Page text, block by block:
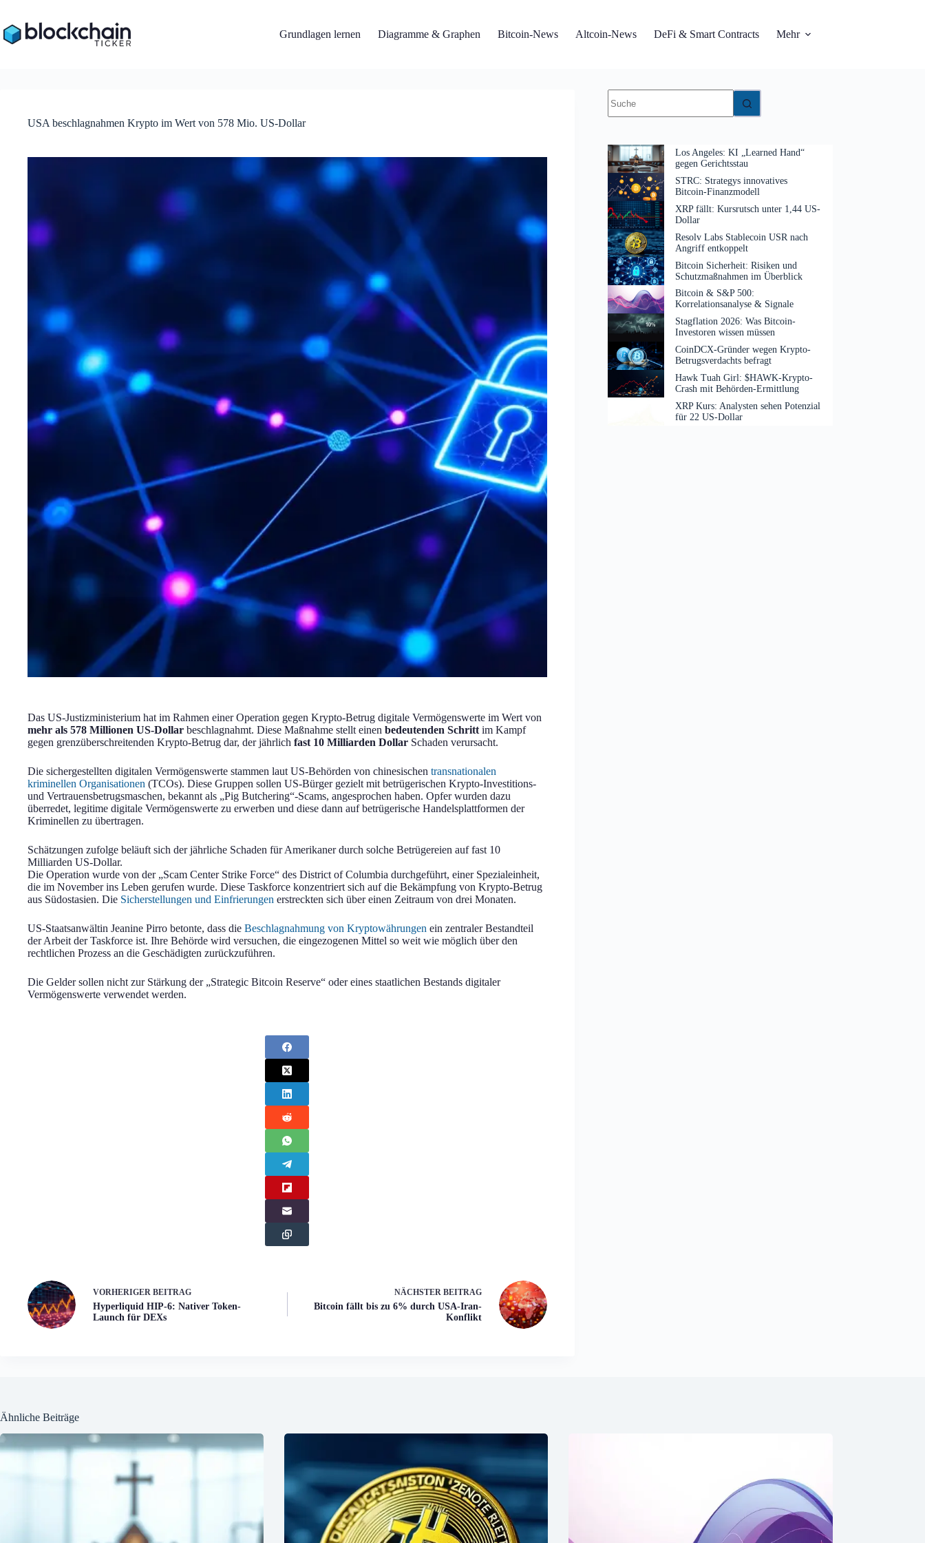
springen
Grundlagen lernen Diagramme & Graphen Bitcoin-News Altcoin-News DeFi & Smart Contracts Mehr
USA beschlagnahmen Krypto im Wert von 578 Mio. US-Dollar
Das US-Justizministerium hat im Rahmen einer Operation gegen Krypto-Betrug digitale Vermögenswerte im Wert von
mehr als 578 Millionen US-Dollar beschlagnahmt. Diese Maßnahme stellt einen bedeutenden Schritt im Kampf
gegen grenzüberschreitenden Krypto-Betrug dar, der jährlich fast 10 Milliarden Dollar Schaden verursacht.
Die sichergestellten digitalen Vermögenswerte stammen laut US-Behörden von chinesischen transnationalen
kriminellen Organisationen (TCOs). Diese Gruppen sollen US-Bürger gezielt mit betrügerischen Krypto-Investitions-
und Vertrauensbetrugsmaschen, bekannt als „Pig Butchering“-Scams, angesprochen haben. Opfer wurden dazu
überredet, legitime digitale Vermögenswerte zu erwerben und diese dann auf betrügerische Handelsplattformen der
Kriminellen zu übertragen.
Schätzungen zufolge beläuft sich der jährliche Schaden für Amerikaner durch solche Betrügereien auf fast 10
Milliarden US-Dollar.
Die Operation wurde von der „Scam Center Strike Force“ des District of Columbia durchgeführt, einer Spezialeinheit,
die im November ins Leben gerufen wurde. Diese Taskforce konzentriert sich auf die Bekämpfung von Krypto-Betrug
aus Südostasien. Die Sicherstellungen und Einfrierungen erstreckten sich über einen Zeitraum von drei Monaten.
US-Staatsanwältin Jeanine Pirro betonte, dass die Beschlagnahmung von Kryptowährungen ein zentraler Bestandteil
der Arbeit der Taskforce ist. Ihre Behörde wird versuchen, die eingezogenen Mittel so weit wie möglich über den
rechtlichen Prozess an die Geschädigten zurückzuführen.
Die Gelder sollen nicht zur Stärkung der „Strategic Bitcoin Reserve“ oder eines staatlichen Bestands digitaler
Vermögenswerte verwendet werden.
VORHERIGER BEITRAG
Hyperliquid HIP-6: Nativer Token-
Launch für DEXs
NÄCHSTER BEITRAG
Bitcoin fällt bis zu 6% durch USA-Iran-
Konflikt
Ergebnisse
Los Angeles: KI „Learned Hand“
gegen Gerichtsstau
STRC: Strategys innovatives
Bitcoin-Finanzmodell
XRP fällt: Kursrutsch unter 1,44 US-
Dollar
Resolv Labs Stablecoin USR nach
Angriff entkoppelt
Bitcoin Sicherheit: Risiken und
Schutzmaßnahmen im Überblick
Bitcoin & S&P 500:
Korrelationsanalyse & Signale
Stagflation 2026: Was Bitcoin-
Investoren wissen müssen
CoinDCX-Gründer wegen Krypto-
Betrugsverdachts befragt
Hawk Tuah Girl: $HAWK-Krypto-
Crash mit Behörden-Ermittlung
XRP Kurs: Analysten sehen Potenzial
für 22 US-Dollar
Ähnliche Beiträge